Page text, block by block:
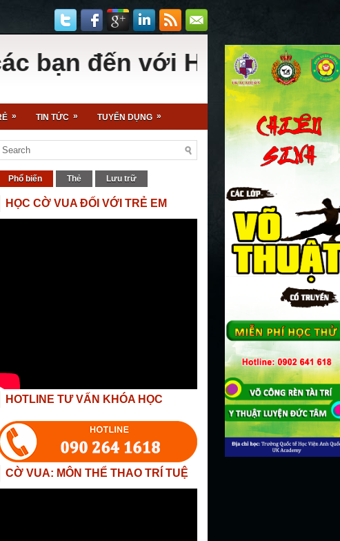
đến với Hội Cờ Vua -
» TIN TỨC » TUYỂN DỤNG »
Phổ biến Thẻ Lưu trữ
HỌC CỜ VUA ĐỐI VỚI TRẺ EM
HOTLINE TƯ VẤN KHÓA HỌC
CỜ VUA: MÔN THỂ THAO TRÍ TUỆ